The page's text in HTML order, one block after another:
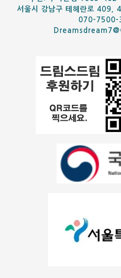
서울시 강남구 테헤란로 409,
070-7500-